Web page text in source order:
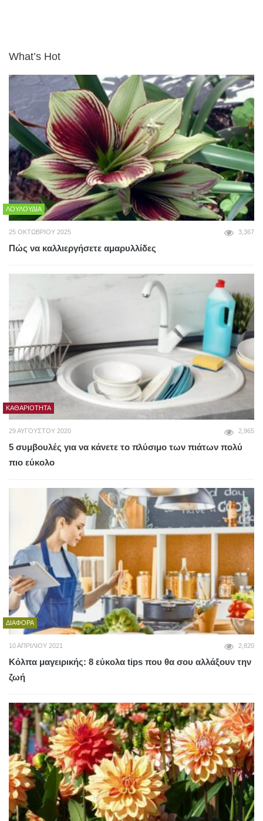
What’s Hot
ΛΟΥΛΟΎΔΙΑ
25 ΟΚΤΩΒΡΊΟΥ 2025 3,367
Πώς να καλλιεργήσετε αμαρυλλίδες
ΚΑΘΑΡΙΌΤΗΤΑ
29 ΑΥΓΟΎΣΤΟΥ 2020 2,965
5 συμβουλές για να κάνετε το πλύσιμο των πιάτων πολύ
πιο εύκολο
ΔΙΆΦΟΡΑ
10 ΑΠΡΙΛΊΟΥ 2021 2,820
Κόλπα μαγειρικής: 8 εύκολα tips που θα σου αλλάξουν την
ζωή